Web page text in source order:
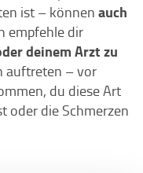
ist – können auch
empfehle dir
deinem Arzt zu
auftreten – vor
du diese Art
oder die Schmerzen